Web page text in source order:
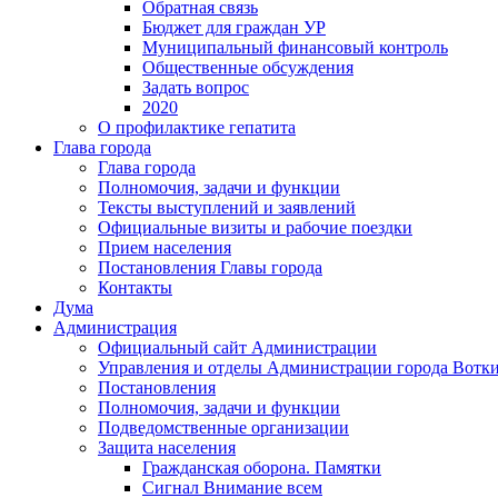
Обратная связь
Бюджет для граждан УР
Муниципальный финансовый контроль
Общественные обсуждения
Задать вопрос
2020
О профилактике гепатита
Глава города
Глава города
Полномочия, задачи и функции
Тексты выступлений и заявлений
Официальные визиты и рабочие поездки
Прием населения
Постановления Главы города
Контакты
Дума
Администрация
Официальный сайт Администрации
Управления и отделы Администрации города
Постановления
Полномочия, задачи и функции
Подведомственные организации
Защита населения
Гражданская оборона. Памятки
Сигнал Внимание всем